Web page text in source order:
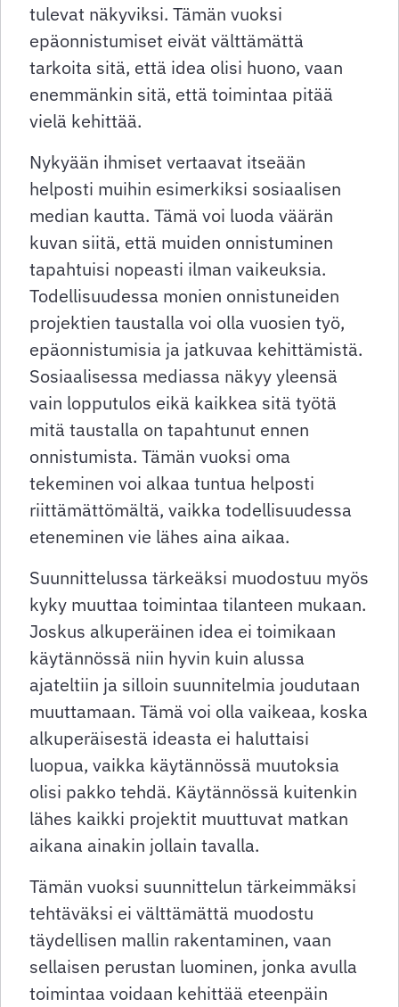
tulevat näkyviksi. Tämän vuoksi
epäonnistumiset eivät välttämättä
tarkoita sitä, että idea olisi huono, vaan
enemmänkin sitä, että toimintaa pitää
vielä kehittää.
Nykyään ihmiset vertaavat itseään
helposti muihin esimerkiksi sosiaalisen
median kautta. Tämä voi luoda väärän
kuvan siitä, että muiden onnistuminen
tapahtuisi nopeasti ilman vaikeuksia.
Todellisuudessa monien onnistuneiden
projektien taustalla voi olla vuosien työ,
epäonnistumisia ja jatkuvaa kehittämistä.
Sosiaalisessa mediassa näkyy yleensä
vain lopputulos eikä kaikkea sitä työtä
mitä taustalla on tapahtunut ennen
onnistumista. Tämän vuoksi oma
tekeminen voi alkaa tuntua helposti
riittämättömältä, vaikka todellisuudessa
eteneminen vie lähes aina aikaa.
Suunnittelussa tärkeäksi muodostuu myös
kyky muuttaa toimintaa tilanteen mukaan.
Joskus alkuperäinen idea ei toimikaan
käytännössä niin hyvin kuin alussa
ajateltiin ja silloin suunnitelmia joudutaan
muuttamaan. Tämä voi olla vaikeaa, koska
alkuperäisestä ideasta ei haluttaisi
luopua, vaikka käytännössä muutoksia
olisi pakko tehdä. Käytännössä kuitenkin
lähes kaikki projektit muuttuvat matkan
aikana ainakin jollain tavalla.
Tämän vuoksi suunnittelun tärkeimmäksi
tehtäväksi ei välttämättä muodostu
täydellisen mallin rakentaminen, vaan
sellaisen perustan luominen, jonka avulla
toimintaa voidaan kehittää eteenpäin